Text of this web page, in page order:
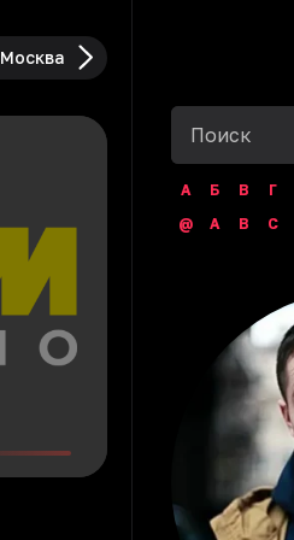
Москва
А Б В Г
@
A B C